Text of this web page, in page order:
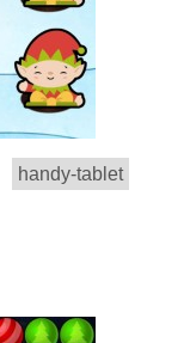
handy-tablet